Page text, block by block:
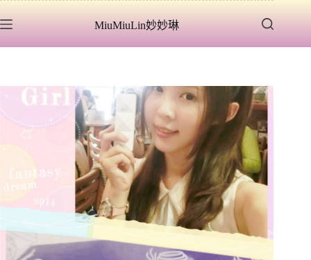
至
MiuMiuLin妙妙琳